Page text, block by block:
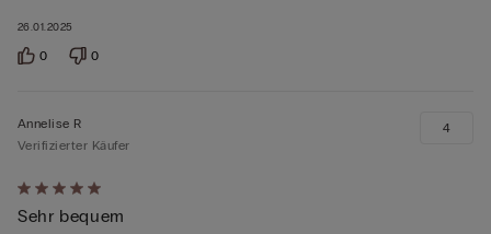
26.01.2025
0 0
Mit
5
Annelise R
Verifizierter Käufer
Sehr bequem
4